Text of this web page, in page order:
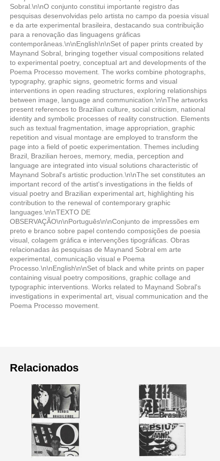
Sobral.\n\nO conjunto constitui importante registro das
pesquisas desenvolvidas pelo artista no campo da poesia visual
e da arte experimental brasileira, destacando sua contribuição
para a renovação das linguagens gráficas
contemporâneas.\n\nEnglish\n\nSet of paper prints created by
Maynand Sobral, bringing together visual compositions related
to experimental poetry, conceptual art and developments of the
Poema Processo movement. The works combine photographs,
typography, graphic signs, geometric forms and visual
interventions in open reading structures, exploring relationships
between image, language and communication.\n\nThe artworks
present references to Brazilian culture, social criticism, national
identity and symbolic processes of reality construction. Elements
such as textual fragmentation, image appropriation, graphic
repetition and visual montage are employed to transform the
page into a field of poetic experimentation. Themes including
Brazil, Brazilian heroes, memory, media, perception and
language are integrated into visual solutions characteristic of
Maynand Sobral's artistic production.\n\nThe set constitutes an
important record of the artist's investigations in the fields of
visual poetry and Brazilian experimental art, highlighting his
contribution to the renewal of contemporary graphic
languages.\n\nTEXTO DE
OBSERVAÇÃO\n\nPortuguês\n\nConjunto de impressões em
preto e branco sobre papel contendo composições de poesia
visual, colagem gráfica e intervenções tipográficas. Obras
relacionadas às pesquisas de Maynand Sobral em arte
experimental, comunicação visual e Poema
Processo.\n\nEnglish\n\nSet of black and white prints on paper
containing visual poetry compositions, graphic collage and
typographic interventions. Works related to Maynand Sobral's
investigations in experimental art, visual communication and the
Poema Processo movement.
Relacionados